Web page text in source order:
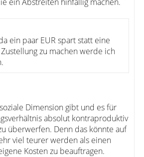
ein paar EUR spart statt eine
zu machen werde ich
Dimension gibt und es für
absolut kontraproduktiv
überwerfen. Denn das könnte auf
viel teurer werden als einen
Kosten zu beauftragen.